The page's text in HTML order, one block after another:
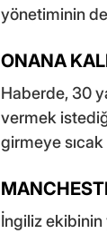
yönetiminin
ONANA
Haberde, 30
vermek
girmeye sıcak
İngiliz